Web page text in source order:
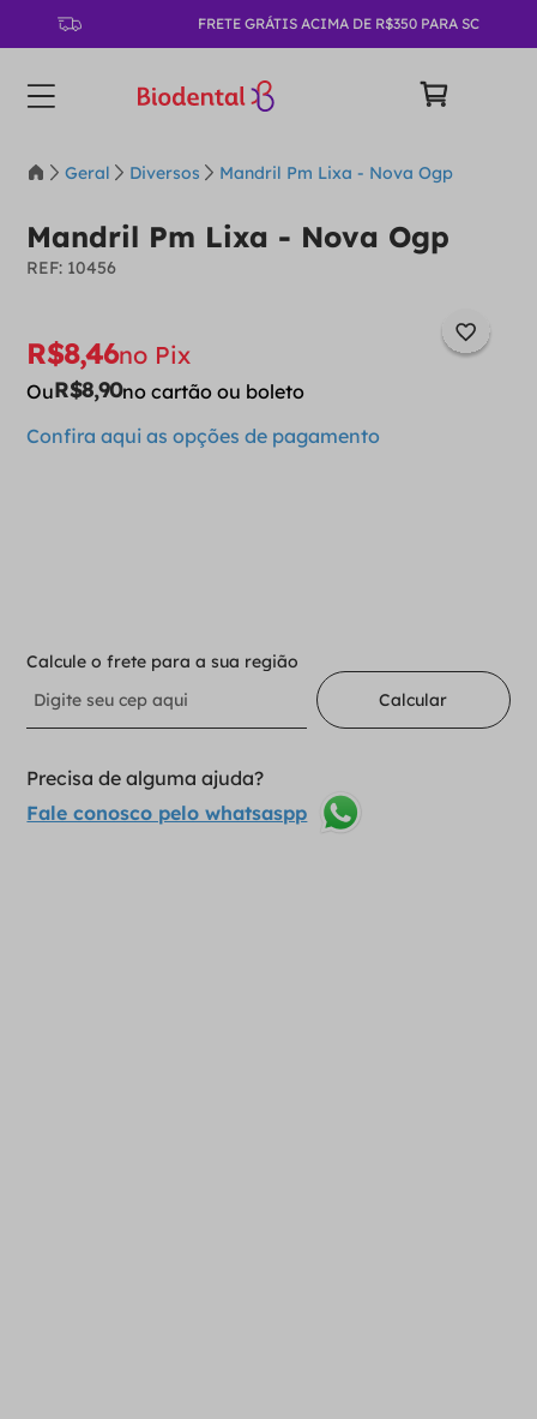
FRETE GRÁTIS ACIMA DE R$350 PARA SC
Geral Diversos Mandril Pm Lixa - Nova Ogp
Mandril Pm Lixa - Nova Ogp
: 10456
R$8,46no Pix
OuR$8,90no cartão ou boleto
Confira aqui as opções de pagamento
Calcule o frete para a sua região
Calcular
Precisa de alguma ajuda?
Fale conosco pelo whatsaspp